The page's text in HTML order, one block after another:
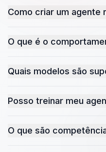
Como criar um agente
O que é o
Quais modelos são
Posso treinar meu
O que são